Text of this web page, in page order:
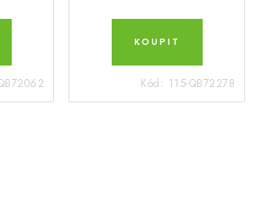
Kód: 115-QB72278